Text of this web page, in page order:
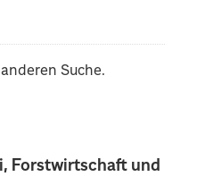
Forstwirtschaft und
Suche.